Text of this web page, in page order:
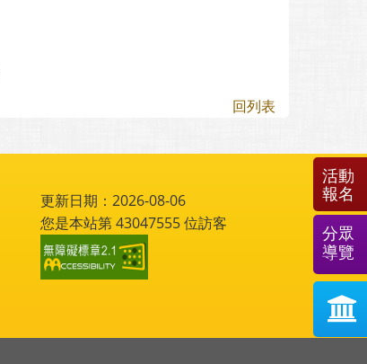
回列表
更新日期：2026-08-06
您是本站第43047555位訪客
活動
報名
分眾
導覽